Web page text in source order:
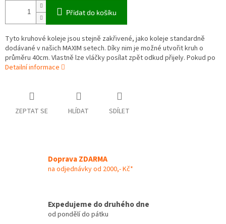
Přidat do košíku
Tyto kruhové koleje jsou stejně zakřivené, jako koleje standardně
dodávané v našich MAXIM setech. Díky nim je možné utvořit kruh o
průměru 40cm. Vlastně lze vláčky posílat zpět odkud přijely. Pokud po
Detailní informace
ZEPTAT SE HLÍDAT SDÍLET
Doprava ZDARMA
na odjednávky od 2000,- Kč*
Expedujeme do druhého dne
od pondělí do pátku